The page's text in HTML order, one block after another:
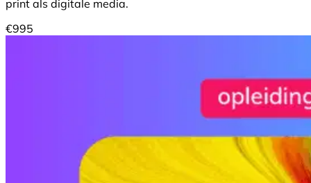
print als digitale media.
€995